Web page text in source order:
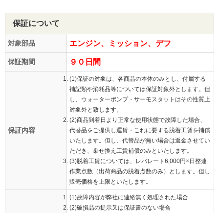
保証について
対象部品 エンジン、ミッション、デフ
保証期間 ９０日間
保証内容
(1)保証の対象は、各商品の本体のみとし、付属する
補記類や消耗品等については保証対象外とします。但
し、ウォーターポンプ・サーモスタットはその性質上
対象外と致します。
(2)商品到着日より正常な使用状態で故障した場合、
代替品をご提供し運賃・これに要する脱着工賃を補償
いたします。但し、代替品が無い場合は返金させてい
ただき、乗せ換え工賃補償のみといたします。
(3)脱着工賃については、レバレート6,000円×日整連
作業点数（出荷商品の脱着点数のみ）とします。但し
販売価格を上限といたします。
(1)故障内容が弊社に連絡無く処理された場合
(2)破損品の提示又は保証書のない場合